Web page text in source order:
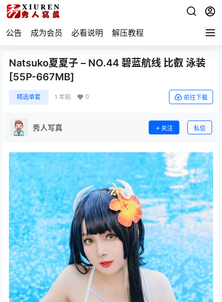
公告 成为会员 必看说明 解压教程
Natsuko夏夏子 – NO.44 碧蓝航线 比叡 泳装
[55P-667MB]
精选单套 1 年前 0 前往下载
秀人写真 关注 私信